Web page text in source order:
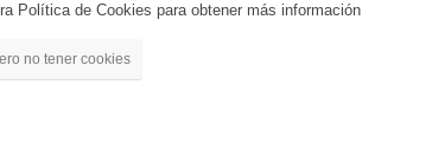
Política de Cookies para obtener más información
no tener cookies